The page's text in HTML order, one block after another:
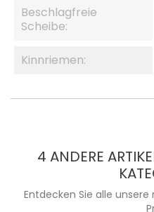
Beschlagfreie
Scheibe:
Kinnriemen:
4 ANDERE
Entdecken Sie alle